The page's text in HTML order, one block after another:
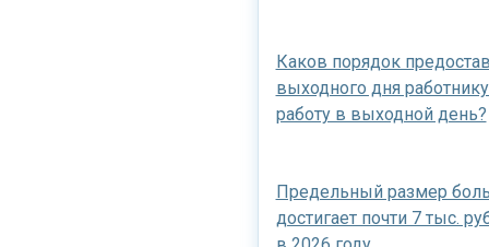
Каков порядок
выходного дня
работу в выходной день?
Предельный размер
достигает почти 7 тыс.